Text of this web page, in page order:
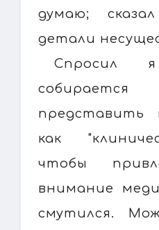
думаю;
детали
Спросил
как
чтобы
внимание
смутился.